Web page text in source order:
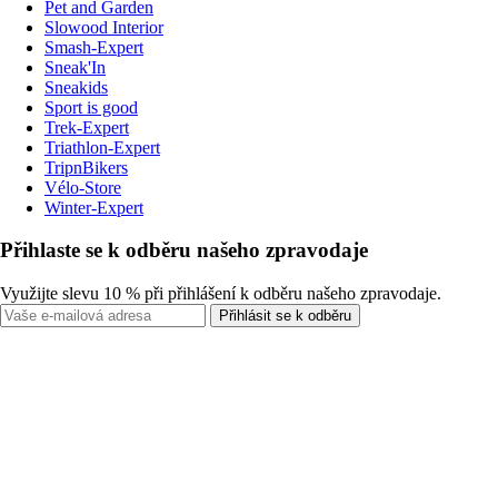
Pet and Garden
Slowood Interior
Smash-Expert
Sneak'In
Sneakids
Sport is good
Trek-Expert
Triathlon-Expert
TripnBikers
Vélo-Store
Winter-Expert
Přihlaste se k odběru našeho zpravodaje
Využijte slevu 10 % při přihlášení k odběru našeho zpravodaje.
Přihlásit se k odběru